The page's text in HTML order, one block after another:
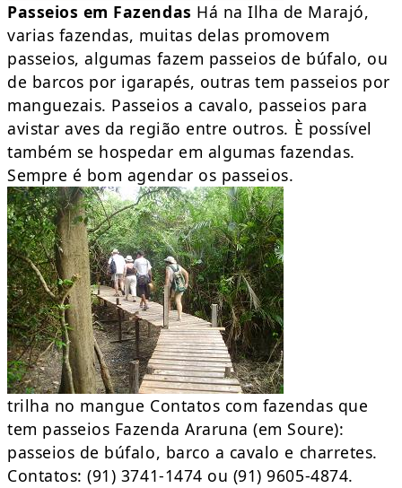
Passeios em Fazendas Há na Ilha de Marajó,
varias fazendas, muitas delas promovem
passeios, algumas fazem passeios de búfalo, ou
de barcos por igarapés, outras tem passeios por
manguezais. Passeios a cavalo, passeios para
avistar aves da região entre outros. È possível
também se hospedar em algumas fazendas.
Sempre é bom agendar os passeios.
trilha no mangue Contatos com fazendas que
tem passeios Fazenda Araruna (em Soure):
passeios de búfalo, barco a cavalo e charretes.
Contatos: (91) 3741-1474 ou (91) 9605-4874.